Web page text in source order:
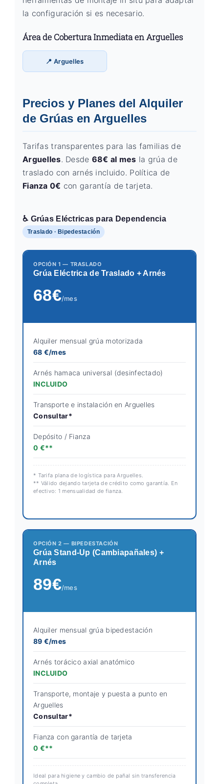
la configuración si es necesario.
Área de Cobertura Inmediata en Arguelles
📍 Arguelles
Precios y Planes del Alquiler
de Grúas en Arguelles
Tarifas transparentes para las familias de
Arguelles. Desde 68€ al mes la grúa de
traslado con arnés incluido. Política de
Fianza 0€ con garantía de tarjeta.
♿ Grúas Eléctricas para Dependencia
Traslado · Bipedestación
OPCIÓN 1 — TRASLADO
Grúa Eléctrica de Traslado + Arnés
68€/mes
Alquiler mensual grúa motorizada
68 €/mes
Arnés hamaca universal (desinfectado)
INCLUIDO
Transporte e instalación en Arguelles
Consultar*
Depósito / Fianza
0 €**
* Tarifa plana de logística para Arguelles.
** Válido dejando tarjeta de crédito como garantía. En
efectivo: 1 mensualidad de fianza.
OPCIÓN 2 — BIPEDESTACIÓN
Grúa Stand-Up (Cambiapañales) +
Arnés
89€/mes
Alquiler mensual grúa bipedestación
89 €/mes
Arnés torácico axial anatómico
INCLUIDO
Transporte, montaje y puesta a punto en
Arguelles
Consultar*
Fianza con garantía de tarjeta
0 €**
Ideal para higiene y cambio de pañal sin transferencia